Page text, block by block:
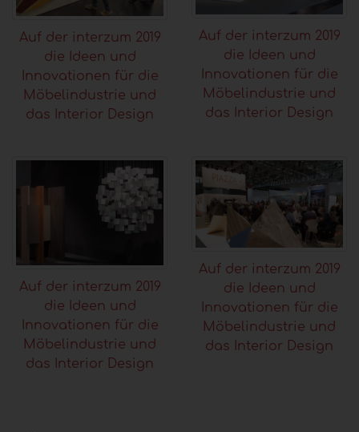
Auf der interzum 2019
die Ideen und
Innovationen für die
Möbelindustrie und
das Interior Design
Auf der interzum 2019
die Ideen und
Innovationen für die
Möbelindustrie und
das Interior Design
Auf der interzum 2019
die Ideen und
Innovationen für die
Möbelindustrie und
das Interior Design
Auf der interzum 2019
die Ideen und
Innovationen für die
Möbelindustrie und
das Interior Design